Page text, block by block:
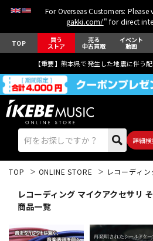
For Overseas Customers: Please
gakki.com/" for direct
TOP 買う
ストア
売る
中古買取
イベント
動画
【重要】熊本県で発生した地震に伴う
詳細
エレキギター
TOP ONLINE STORE レコーディン
レコーディング マイクアクセサリ
商品一覧